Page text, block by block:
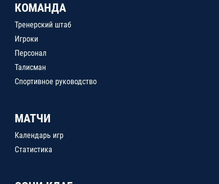
КОМАНДА
Тренерский штаб
Игроки
Персонал
Талисман
Спортивное руководство
МАТЧИ
Календарь игр
Статистика